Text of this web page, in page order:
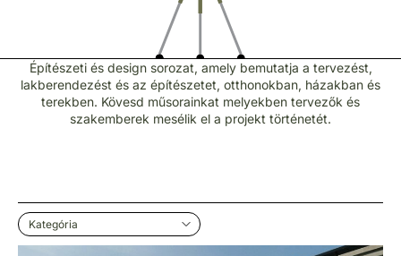
Építészeti és design sorozat, amely bemutatja a tervezést,
lakberendezést és az építészetet, otthonokban, házakban és
terekben. Kövesd műsorainkat melyekben tervezők és
szakemberek mesélik el a projekt történetét.
Kategória